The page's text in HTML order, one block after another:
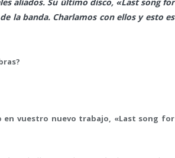
la banda. Charlamos con ellos y esto es
en vuestro nuevo trabajo, «Last song for